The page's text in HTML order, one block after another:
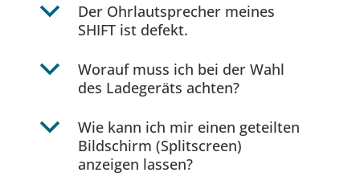
b
Der Ohrlautsprecher meines
SHIFT ist defekt.
b
Worauf muss ich bei der Wahl
des Ladegeräts achten?
b
Wie kann ich mir einen geteilten
Bildschirm (Splitscreen)
anzeigen lassen?